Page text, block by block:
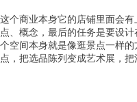
这个商业本身它的店铺里面会
点、概念，最后的任务是要设
个空间本身就是像逛景点一样
点，把选品陈列变成艺术展，把